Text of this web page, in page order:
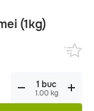
(1kg)
1.00kg